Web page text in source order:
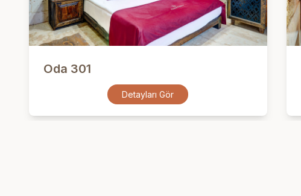
Oda 301
Detayları Gör